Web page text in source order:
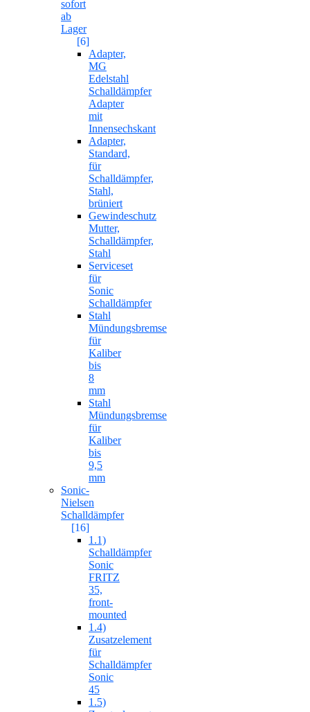
sofort
ab
Lager
[6]
Adapter,
MG
Edelstahl
Schalldämpfer
Adapter
mit
Innensechskant
Adapter,
Standard,
für
Schalldämpfer,
Stahl,
brüniert
Gewindeschutz
Mutter,
Schalldämpfer,
Stahl
Serviceset
für
Sonic
Schalldämpfer
Stahl
Mündungsbremse
für
Kaliber
bis
8
mm
Stahl
Mündungsbremse
für
Kaliber
bis
9,5
mm
Sonic-
Nielsen
Schalldämpfer
[16]
1.1)
Schalldämpfer
Sonic
FRITZ
35,
front-
mounted
1.4)
Zusatzelement
für
Schalldämpfer
Sonic
45
1.5)